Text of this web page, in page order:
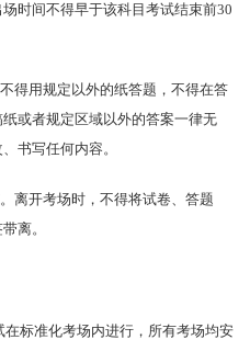
时间不得早于该科目考试结束前30
得用规定以外的纸答题，不得在答
或者规定区域以外的答案一律无
书写任何内容。
离开考场时，不得将试卷、答题
离。
标准化考场内进行，所有考场均安